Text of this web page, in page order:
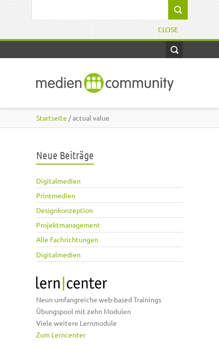
CLOSE
Startseite / actual value
Neue Beiträge
Digitalmedien
Printmedien
Designkonzeption
Projektmanagement
Alle Fachrichtungen
Digitalmedien
Neun umfangreiche web-based Trainings
Übungspool mit zehn Modulen
Viele weitere Lernmodule
Zum Lerncenter